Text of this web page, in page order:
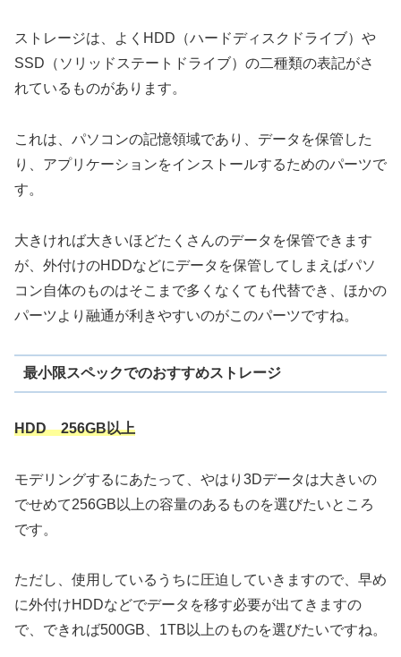
ストレージは、よくHDD（ハードディスクドライブ）や
SSD（ソリッドステートドライブ）の二種類の表記がさ
れているものがあります。
これは、パソコンの記憶領域であり、データを保管した
り、アプリケーションをインストールするためのパーツで
す。
大きければ大きいほどたくさんのデータを保管できます
が、外付けのHDDなどにデータを保管してしまえばパソ
コン自体のものはそこまで多くなくても代替でき、ほかの
パーツより融通が利きやすいのがこのパーツですね。
最小限スペックでのおすすめストレージ
HDD 256GB以上
モデリングするにあたって、やはり3Dデータは大きいの
でせめて256GB以上の容量のあるものを選びたいところ
です。
ただし、使用しているうちに圧迫していきますので、早め
に外付けHDDなどでデータを移す必要が出てきますの
で、できれば500GB、1TB以上のものを選びたいですね。